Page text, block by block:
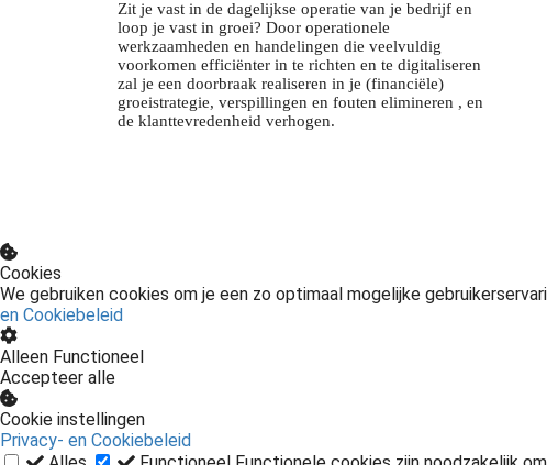
Zit je vast in de dagelijkse operatie van je bedrijf en
loop je vast in groei? Door operationele
werkzaamheden en handelingen die veelvuldig
voorkomen efficiënter in te richten en te digitaliseren
zal je een doorbraak realiseren in je (financiële)
groeistrategie, verspillingen en fouten elimineren , en
de klanttevredenheid verhogen.
Cookies
We gebruiken cookies om je een zo optimaal mogelijke
en Cookiebeleid
Alleen Functioneel
Accepteer alle
Cookie instellingen
Privacy- en Cookiebeleid